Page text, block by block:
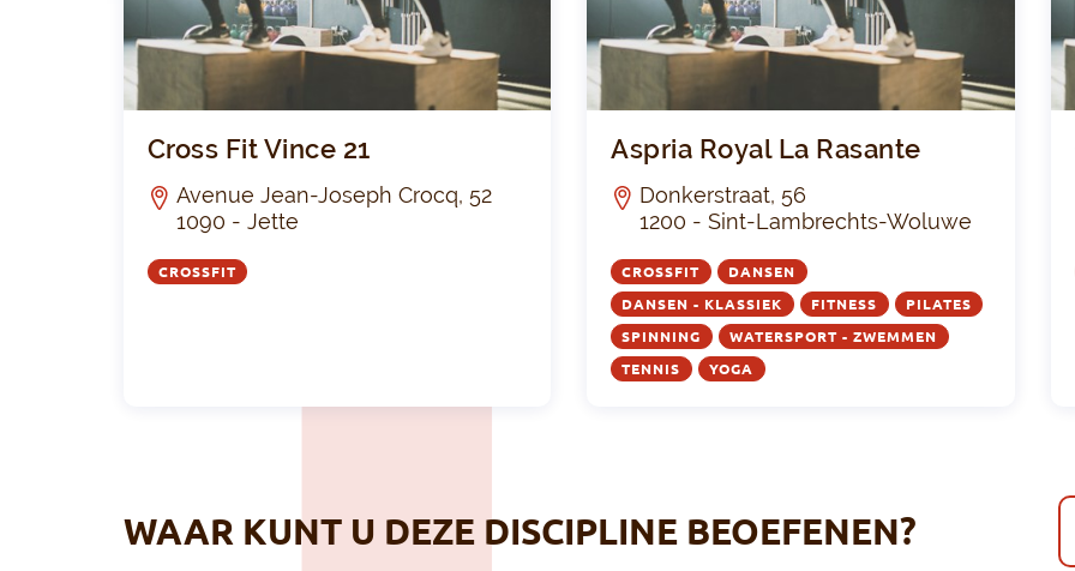
Cross Fit Vince 21
Avenue Jean-Joseph Crocq, 52
1090 - Jette
CROSSFIT
Aspria Royal La Rasante
Donkerstraat, 56
1200 - Sint-Lambrechts-Woluwe
CROSSFIT DANSEN
DANSEN - KLASSIEK FITNESS PILATES
SPINNING WATERSPORT - ZWEMMEN
TENNIS YOGA
WAAR KUNT U DEZE DISCIPLINE BEOEFENEN?